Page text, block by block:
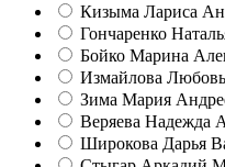
Кизыма Лариса
Гончаренко
Бойко Марина
Измайлова
Зима Мария
Веряева Надежда
Широкова Дарья